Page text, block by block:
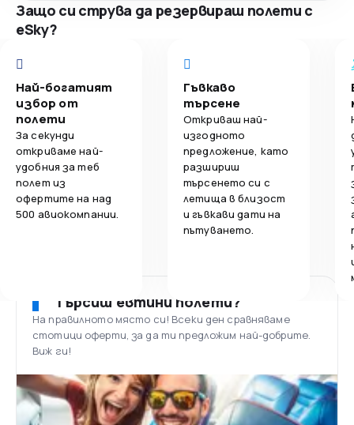
Защо си струва да резервираш полети с
eSky?
Най-богатият
избор от
полети
За секунди
откриваме най-
удобния за теб
полет из
офертите на над
500 авиокомпании.
Гъвкаво
търсене
Откриваш най-
изгодното
предложение, като
разшириш
търсенето си с
летища в близост
и гъвкави дати на
пътуването.
Търсиш евтини полети?
На правилното място си! Всеки ден сравняваме
стотици оферти, за да ти предложим най-добрите.
Виж ги!